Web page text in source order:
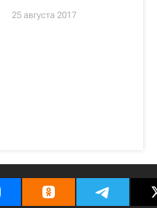
25 августа 2017